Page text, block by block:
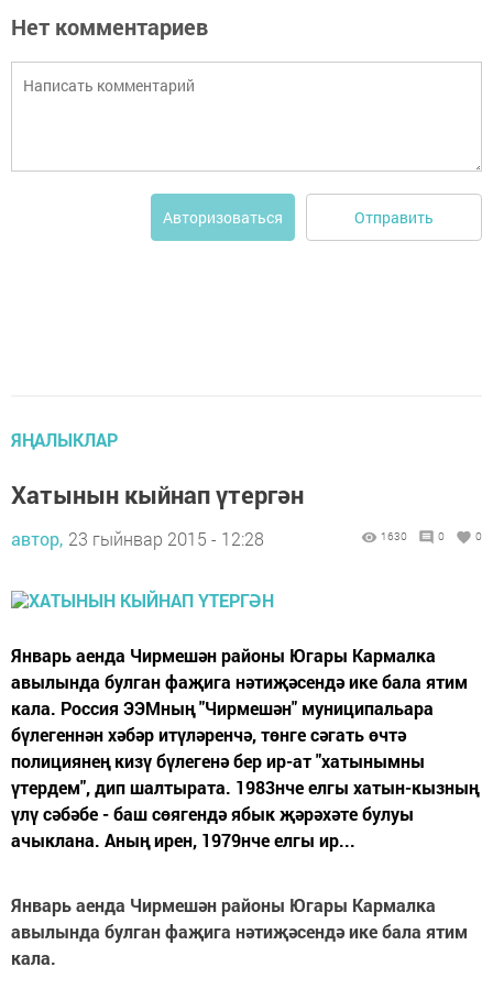
Нет комментариев
Авторизоваться Отправить
ЯҢАЛЫКЛАР
Хатынын кыйнап үтергән
автор, 23 гыйнвар 2015 - 12:28 1630 0 0
Январь аенда Чирмешән районы Югары Кармалка
авылында булган фаҗига нәтиҗәсендә ике бала ятим
кала. Россия ЭЭМның "Чирмешән" муниципальара
бүлегеннән хәбәр итүләренчә, төнге сәгать өчтә
полициянең кизү бүлегенә бер ир-ат "хатынымны
үтердем", дип шалтырата. 1983нче елгы хатын-кызның
үлү сәбәбе - баш сөягендә ябык җәрәхәте булуы
ачыклана. Аның ирен, 1979нче елгы ир...
Январь аенда Чирмешән районы Югары Кармалка
авылында булган фаҗига нәтиҗәсендә ике бала ятим
кала.